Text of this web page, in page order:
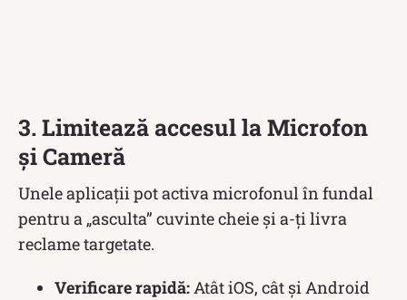
3. Limitează accesul la Microfon
și Cameră
Unele aplicații pot activa microfonul în fundal
pentru a „asculta” cuvinte cheie și a-ți livra
reclame targetate.
Verificare rapidă: Atât iOS, cât și Android